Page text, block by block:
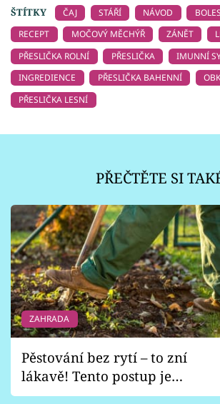
ŠTÍTKY
ČAJ STÁŘÍ NÁVOD
RECEPT
MOČOVÝ MĚCHÝŘ ZÁNĚT
PŘESLIČKA ROLNÍ
PŘESLIČKA
IMUNNÍ
INGREDIENCE
PŘESLIČKA BAHENNÍ
PŘESLIČKA LESNÍ
PŘEČTĚTE SI
ZAHRADA
Pěstování bez rytí – to zní
lákavě! Tento postup je
vhodný jen pro některé